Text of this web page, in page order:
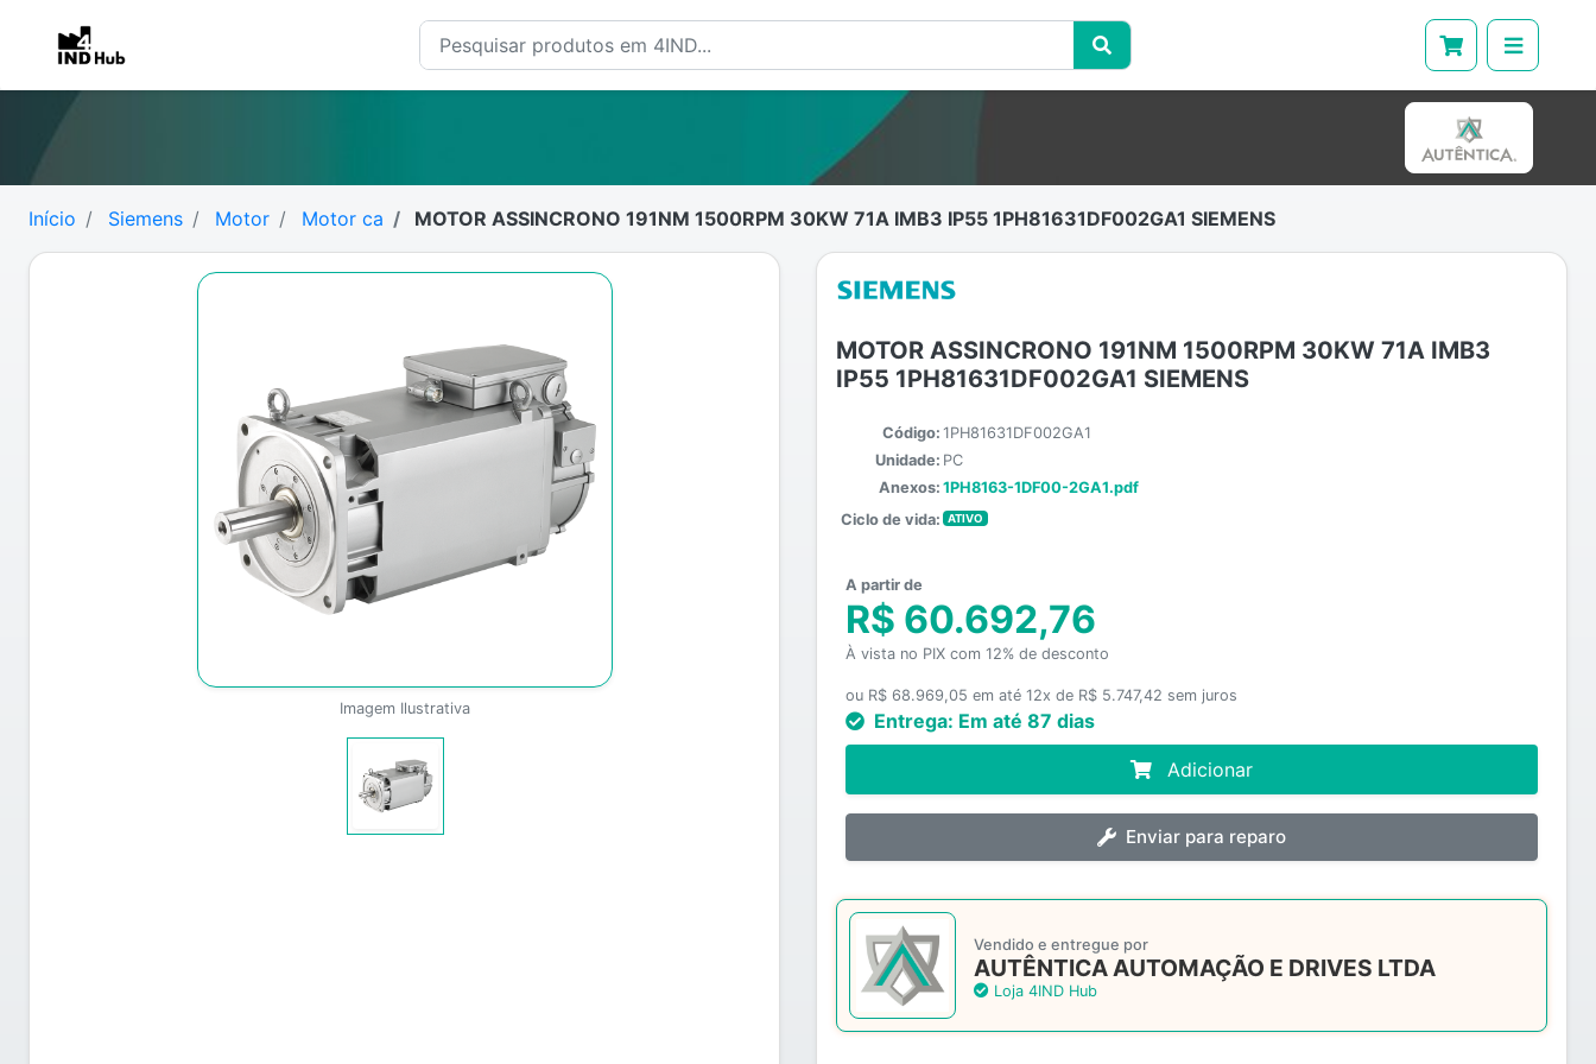
Início Siemens Motor Motor ca MOTOR ASSINCRONO 191NM 1500RPM 30KW 71A IMB3 IP55 1PH81631DF002GA1 SIEMENS
Imagem Ilustrativa
MOTOR ASSINCRONO 191NM 1500RPM 30KW 71A IMB3
IP55 1PH81631DF002GA1 SIEMENS
Código: 1PH81631DF002GA1
Unidade: PC
Anexos: 1PH8163-1DF00-2GA1.pdf
Ciclo de vida:
ATIVO
A partir de
R$ 60.692,76
À vista no PIX com 12% de desconto
ou R$ 68.969,05 em até 12x de R$ 5.747,42 sem juros
Entrega: Em até 87 dias
Adicionar
Enviar para reparo
Vendido e entregue por
AUTÊNTICA AUTOMAÇÃO E DRIVES LTDA
Loja 4IND Hub